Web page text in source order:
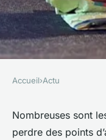
Comment
Accueil›Actu
Nombreuses sont
perdre des points